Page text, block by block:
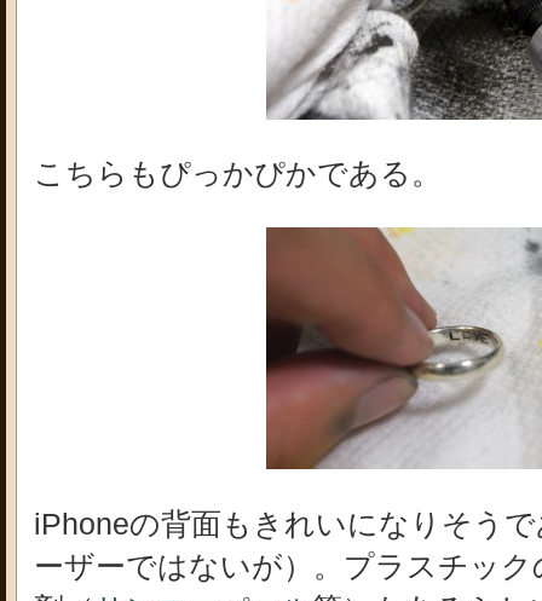
こちらもぴっかぴかである。
iPhoneの背面もきれいになりそう
ーザーではないが）。プラスチッ